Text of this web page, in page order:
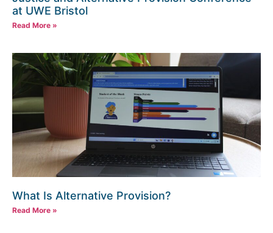
at UWE Bristol
Read More »
What Is Alternative Provision?
Read More »